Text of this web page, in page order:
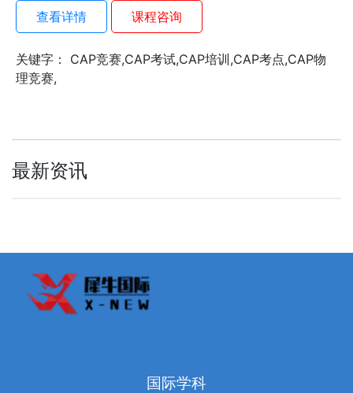
查看详情
课程咨询
关键字： CAP竞赛,CAP考试,CAP培训,CAP考点,CAP物
理竞赛,
最新资讯
国际学科